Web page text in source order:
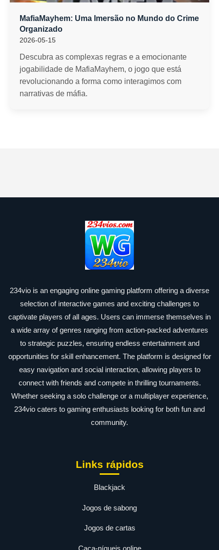
MafiaMayhem: Uma Imersão no Mundo do Crime
Organizado
2026-05-15
Descubra as complexas regras e a emocionante
jogabilidade de MafiaMayhem, o jogo que está
revolucionando a forma como interagimos com
narrativas de máfia.
234vio is an engaging online gaming platform offering a diverse
selection of interactive games and exciting challenges to
captivate players of all ages. Users can immerse themselves in
a wide array of genres ranging from action-packed adventures
to strategic puzzles, ensuring endless entertainment and
opportunities for skill enhancement. The platform is designed for
easy navigation and social interaction, allowing players to
connect with friends and compete in thrilling tournaments.
Whether seeking a solo challenge or a multiplayer experience,
234vio caters to gaming enthusiasts looking for both fun and
community.
Links rápidos
Blackjack
Jogos de sabong
Jogos de cartas
Caça-níqueis online